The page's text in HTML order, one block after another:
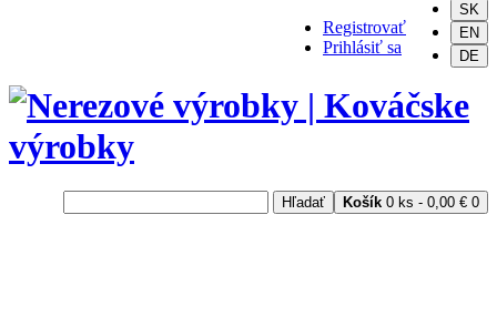
SK
EN
DE
Registrovať
Prihlásiť sa
Košík 0 ks - 0,00 € 0
Hľadať